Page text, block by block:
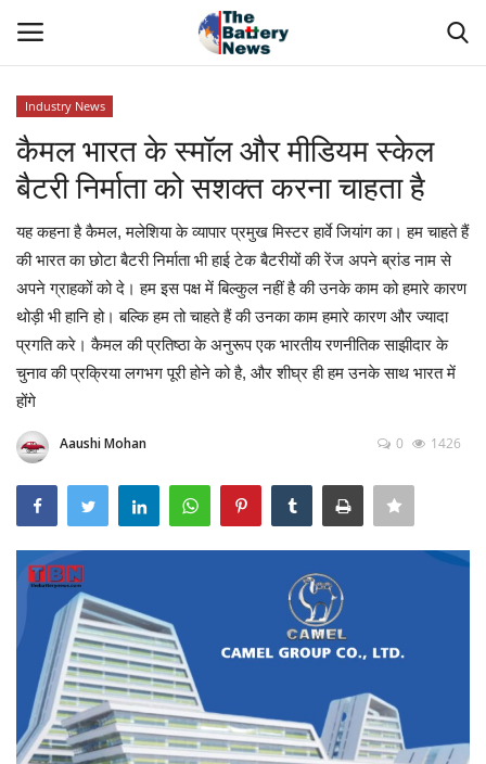
About Us
Technical Presentations
News & Articles
Technical Info
Govt. Affair
Battery Directory
Power ON
Advertising
Contact
Consult FREE
Industry News
कैमल भारत के स्मॉल और मीडियम स्केल
बैटरी निर्माता को सशक्त करना चाहता है
यह कहना है कैमल, मलेशिया के व्यापार प्रमुख मिस्टर हार्वे जियांग का। हम चाहते हैं
की भारत का छोटा बैटरी निर्माता भी हाई टेक बैटरीयों की रेंज अपने ब्रांड नाम से
अपने ग्राहकों को दे। हम इस पक्ष में बिल्कुल नहीं है की उनके काम को हमारे कारण
थोड़ी भी हानि हो। बल्कि हम तो चाहते हैं की उनका काम हमारे कारण और ज्यादा
प्रगति करे। कैमल की प्रतिष्ठा के अनुरूप एक भारतीय रणनीतिक साझीदार के
चुनाव की प्रक्रिया लगभग पूरी होने को है, और शीघ्र ही हम उनके साथ भारत में
होंगे
Aaushi Mohan 0 1426